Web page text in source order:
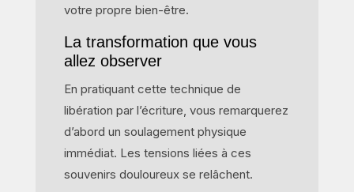
votre propre bien-être.
La transformation que vous
allez observer
En pratiquant cette technique de
libération par l’écriture, vous remarquerez
d’abord un soulagement physique
immédiat. Les tensions liées à ces
souvenirs douloureux se relâchent.